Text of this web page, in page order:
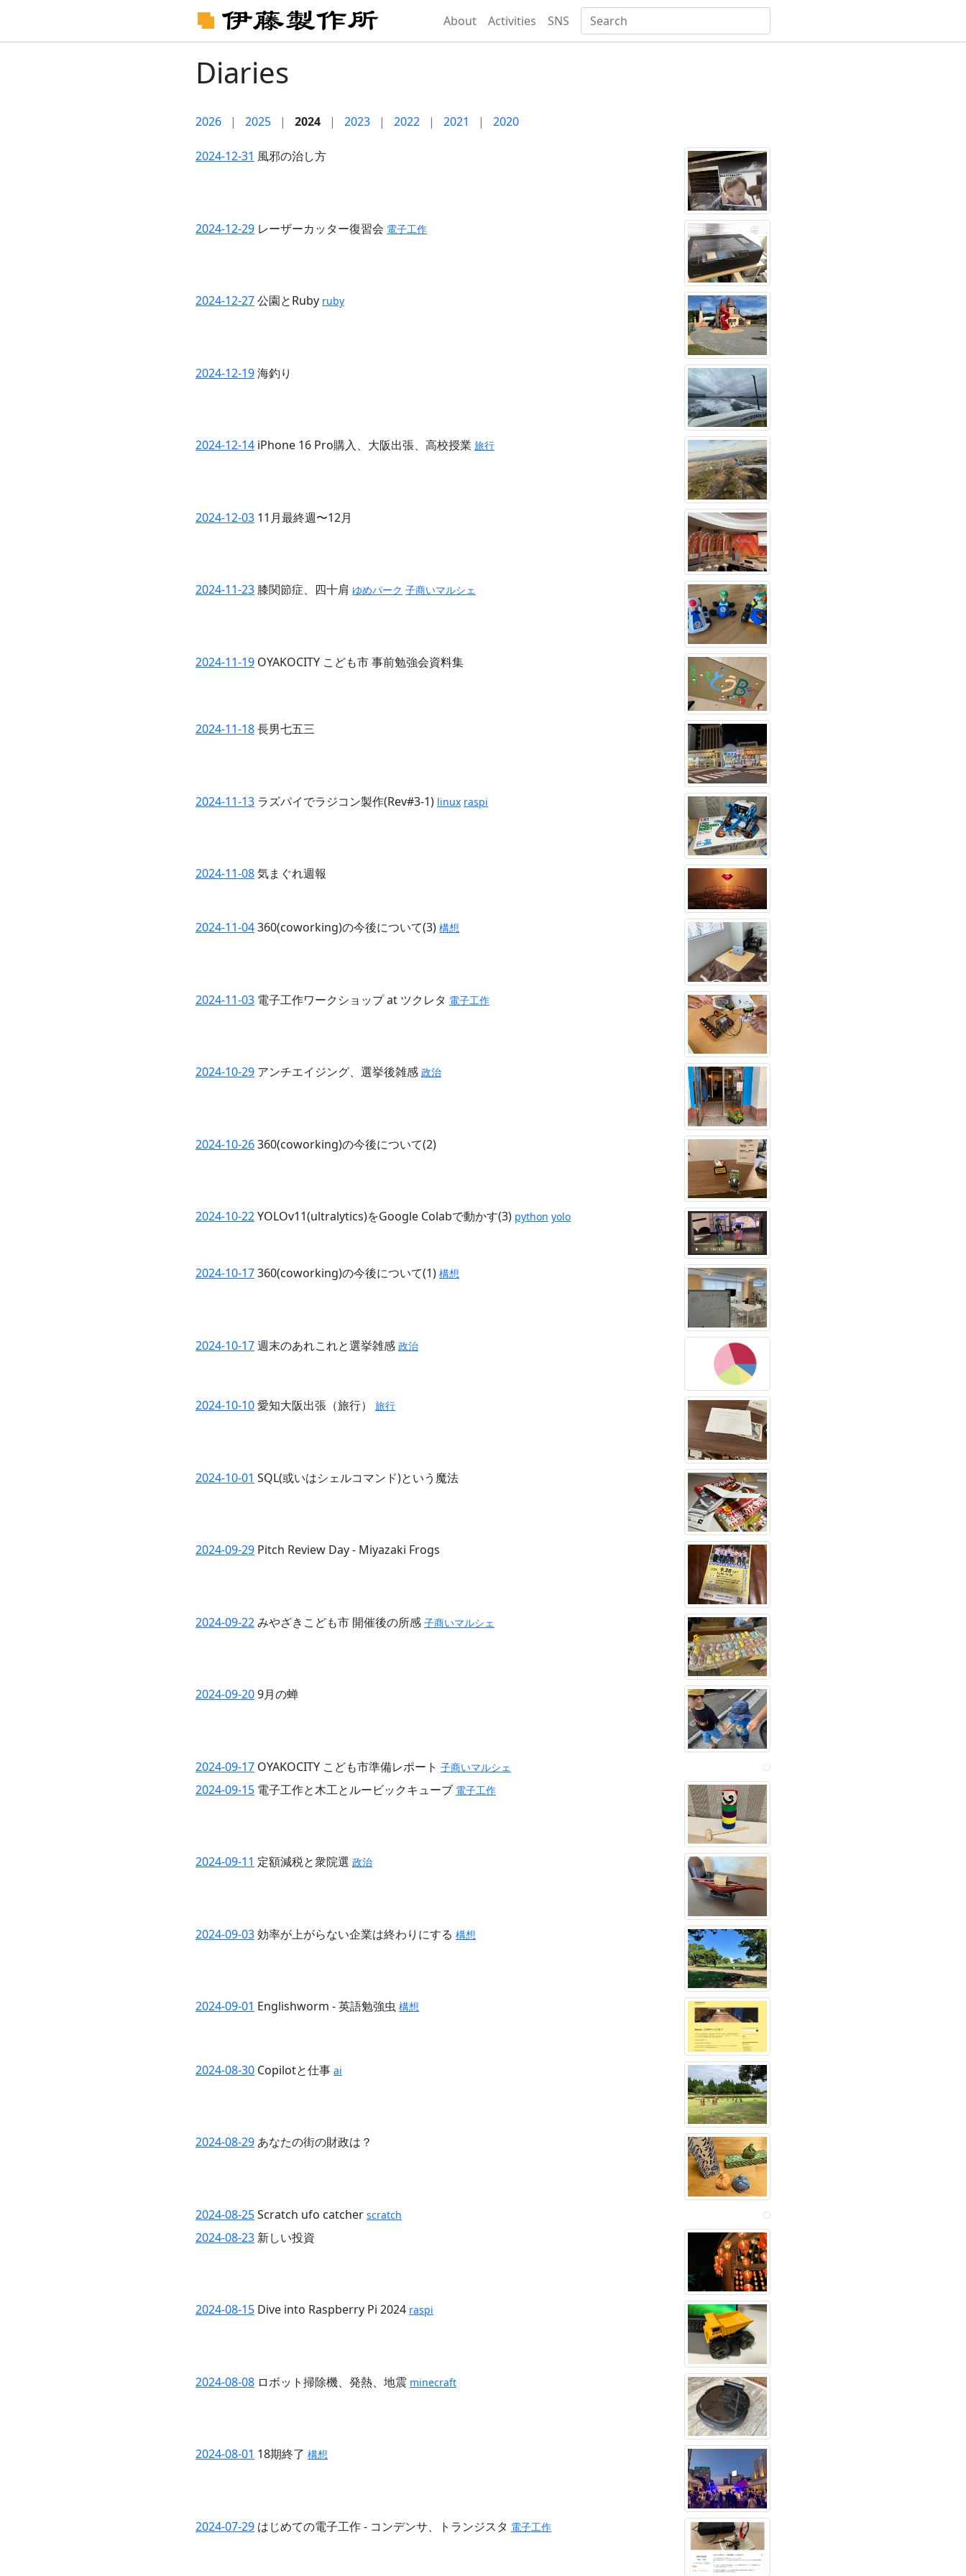
About Activities SNS
Diaries
2026 | 2025 | 2024 | 2023 | 2022 | 2021 | 2020
2024-12-31 風邪の治し方
2024-12-29 レーザーカッター復習会 電子工作
2024-12-27公園とRuby ruby
2024-12-19海釣り
2024-12-14 iPhone 16 Pro購入、大阪出張、高校授業 旅行
2024-12-03 11月最終週〜12月
2024-11-23 膝関節症、四十肩 ゆめパーク 子商いマルシェ
2024-11-19 OYAKOCITY こども市 事前勉強会資料集
2024-11-18長男七五三
2024-11-13 ラズパイでラジコン製作(Rev#3-1) linux raspi
2024-11-08気まぐれ週報
2024-11-04360(coworking)の今後について(3) 構想
2024-11-03 電子工作ワークショップ at ツクレタ 電子工作
2024-10-29 アンチエイジング、選挙後雑感 政治
2024-10-26360(coworking)の今後について(2)
2024-10-22YOLOv11(ultralytics)をGoogle Colabで動かす(3) python yolo
2024-10-17360(coworking)の今後について(1) 構想
2024-10-17週末のあれこれと選挙雑感 政治
2024-10-10愛知大阪出張（旅行） 旅行
2024-10-01 SQL(或いはシェルコマンド)という魔法
2024-09-29 Pitch Review Day - Miyazaki Frogs
2024-09-22みやざきこども市 開催後の所感 子商いマルシェ
2024-09-209月の蝉
2024-09-17 OYAKOCITY こども市準備レポート 子商いマルシェ
2024-09-15 電子工作と木工とルービックキューブ 電子工作
2024-09-11 定額減税と衆院選 政治
2024-09-03効率が上がらない企業は終わりにする 構想
2024-09-01 Englishworm - 英語勉強虫 構想
2024-08-30 Copilotと仕事 ai
2024-08-29 あなたの街の財政は？
2024-08-25Scratch ufo catcher scratch
2024-08-23 新しい投資
2024-08-15 Dive into Raspberry Pi 2024 raspi
2024-08-08 ロボット掃除機、発熱、地震 minecraft
2024-08-01 18期終了 構想
2024-07-29 はじめての電子工作 - コンデンサ、トランジスタ 電子工作